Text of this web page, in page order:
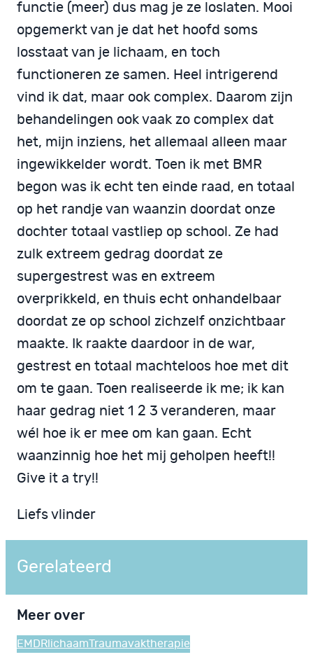
functie (meer) dus mag je ze loslaten. Mooi
opgemerkt van je dat het hoofd soms
losstaat van je lichaam, en toch
functioneren ze samen. Heel intrigerend
vind ik dat, maar ook complex. Daarom zijn
behandelingen ook vaak zo complex dat
het, mijn inziens, het allemaal alleen maar
ingewikkelder wordt. Toen ik met BMR
begon was ik echt ten einde raad, en totaal
op het randje van waanzin doordat onze
dochter totaal vastliep op school. Ze had
zulk extreem gedrag doordat ze
supergestrest was en extreem
overprikkeld, en thuis echt onhandelbaar
doordat ze op school zichzelf onzichtbaar
maakte. Ik raakte daardoor in de war,
gestrest en totaal machteloos hoe met dit
om te gaan. Toen realiseerde ik me; ik kan
haar gedrag niet 1 2 3 veranderen, maar
wél hoe ik er mee om kan gaan. Echt
waanzinnig hoe het mij geholpen heeft!!
Give it a try!!
Liefs vlinder
Gerelateerd
Meer over
EMDR lichaamTraumavaktherapie